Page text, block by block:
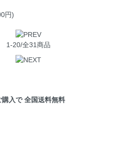
円)
1-20/全31商品
入で 全国送料無料